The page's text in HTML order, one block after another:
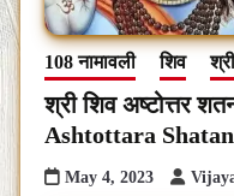
108 नामावली शिव
श्री शिव अष्टोत्तर
Ashtottara
May 4, 2023